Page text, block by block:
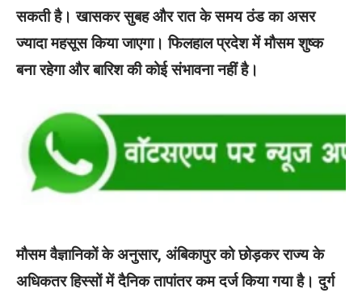
सकती है। खासकर सुबह और रात के समय ठंड का असर
ज्यादा महसूस किया जाएगा। फिलहाल प्रदेश में मौसम शुष्क
बना रहेगा और बारिश की कोई संभावना नहीं है।
मौसम वैज्ञानिकों के अनुसार, अंबिकापुर को छोड़कर राज्य के
अधिकतर हिस्सों में दैनिक तापांतर कम दर्ज किया गया है। दुर्ग